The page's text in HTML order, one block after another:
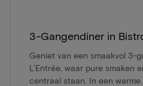
3-Gangendiner in
Geniet van een smaakvol 3-
L’Entrée, waar pure smaken
centraal staan. In een